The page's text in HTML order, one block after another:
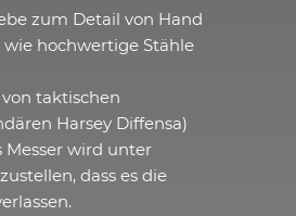
zum Detail von Hand
hochwertige Stähle
taktischen
Harsey Diffensa)
Messer wird unter
dass es die